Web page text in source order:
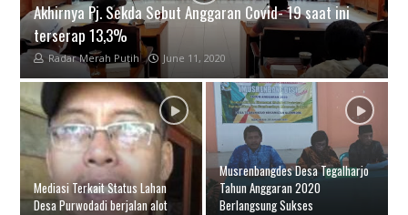
Akhirnya Pj. Sekda Sebut Anggaran Covid- 19 saat ini
terserap 13,3%
Radar Merah Putih June 11, 2020
Mediasi Terkait Status Lahan
Desa Purwodadi berjalan alot
Musrenbangdes Desa Tegalharjo
Tahun Anggaran 2020
Berlangsung Sukses